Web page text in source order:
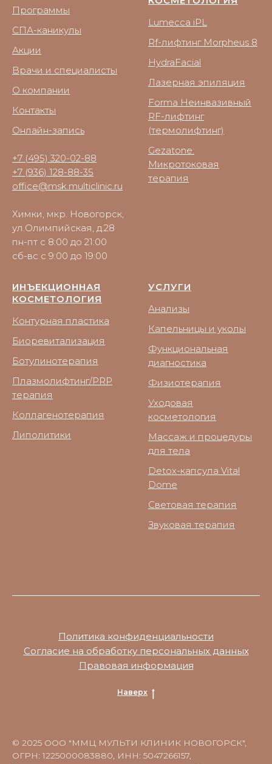
Программы
СПА-каникулы
Акции
Врачи и специалисты
О компании
Контакты
Онлайн-запись
+7 (495) 320-02-88
+7 (936) 128-88-35
office@msk.multiclinic.ru
Химки, мкр. Новогорск,
ул.Олимпийская, д.28
пн-пт с 8:00 до 21:00
сб-вс с 9:00 до 19:00
Lumecca iPL
Rf-лифтинг Morpheus 8
HydraFacial
Лазерная эпиляция
Forma Неинвазивный
RF-лифтинг
(термолифтинг)
Gezatone:
Микротоковая
терапия
ИНЪЕКЦИОННАЯ
КОСМЕТОЛОГИЯ
Контурная пластика
Биоревитализация
Ботулинотерапия
Плазмолифтинг/PRP
терапия
Коллагенотерапия
Липолитики
УСЛУГИ
Анализы
Капельницы и уколы
Функциональная
диагностика
Физиотерапия
Уходовая
косметология
Массаж и процедуры
для тела
Detox-капсула Vital
Dome
Световая терапия
Звуковая терапия
Политика конфиденциальности
Согласие на обработку персональных данных
Правовая информация
Наверх
© 2025 ООО "ММЦ МУЛЬТИ КЛИНИК НОВОГОРСК",
ОГРН: 1225000083880, ИНН: 5047266157,